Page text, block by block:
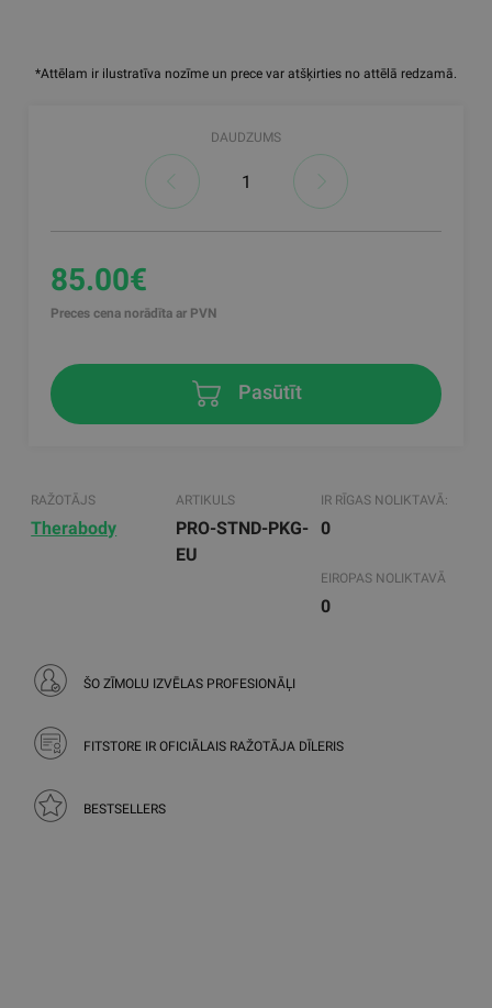
*Attēlam ir ilustratīva nozīme un prece var atšķirties no attēlā redzamā.
DAUDZUMS
85.00€
Preces cena norādīta ar PVN
Pasūtīt
RAŽOTĀJS
Therabody
ARTIKULS
PRO-STND-PKG-
EU
IR RĪGAS NOLIKTAVĀ:
0
EIROPAS NOLIKTAVĀ
0
ŠO ZĪMOLU IZVĒLAS PROFESIONĀĻI
FITSTORE IR OFICIĀLAIS RAŽOTĀJA DĪLERIS
BESTSELLERS